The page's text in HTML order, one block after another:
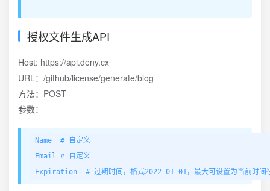
授权文件生成API
Host: https://api.deny.cx
URL：/github/license/generate/blog
方法：POST
参数：
Name  # 自定义
Email # 自定义
Expiration  # 过期时间，格式2022-01-01，最大可设置为当前时间